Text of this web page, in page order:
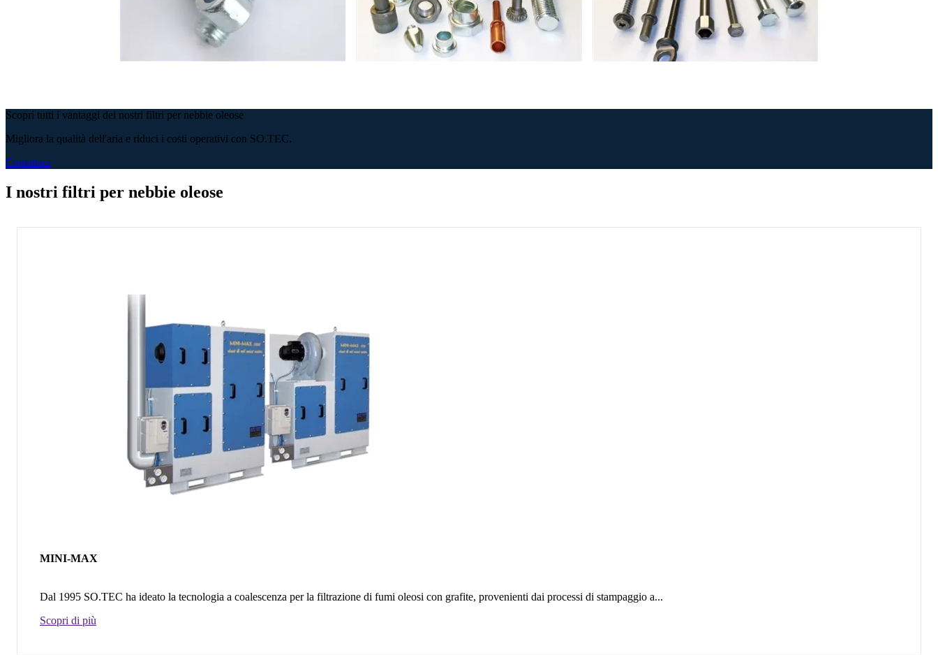
Scopri tutti i vantaggi dei nostri filtri per nebbie oleose
Migliora la qualità dell'aria e riduci i costi operativi con SO.TEC.
Contattaci
I nostri filtri per nebbie oleose
MINI-MAX
Dal 1995 SO.TEC ha ideato la tecnologia a coalescenza per la filtrazione di fumi oleosi con grafite, provenienti dai processi di stampaggio a...
Scopri di più